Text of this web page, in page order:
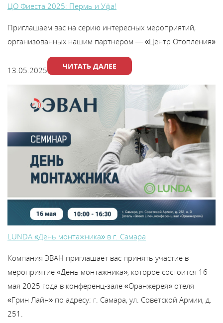
ЦО Фиеста 2025: Пермь и Уфа!
Приглашаем вас на серию интересных мероприятий,
организованных нашим партнером — «Центр Отопления»
13.05.2025 ЧИТАТЬ ДАЛЕЕ
LUNDA «День монтажника» в г. Самара
Компания ЭВАН приглашает вас принять участие в
мероприятие «День монтажника», которое состоится 16
мая 2025 года в конференц-зале «Оранжерея» отеля
«Грин Лайн» по адресу: г. Самара, ул. Советской Армии, д.
251.